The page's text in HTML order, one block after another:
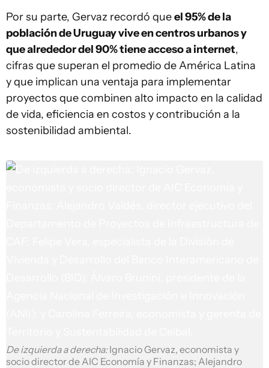
Por su parte, Gervaz recordó queel 95% de la
población de Uruguay vive en centros urbanos y
que alrededor del 90% tiene acceso a internet,
cifras que superan el promedio de América Latina
y que implican una ventaja para implementar
proyectos que combinen alto impacto en la calidad
de vida, eficiencia en costos y contribución a la
sostenibilidad ambiental.
De izquierda a derecha:Ignacio Gervaz, economista y
socio director de AIC Economía y Finanzas; Alejandro